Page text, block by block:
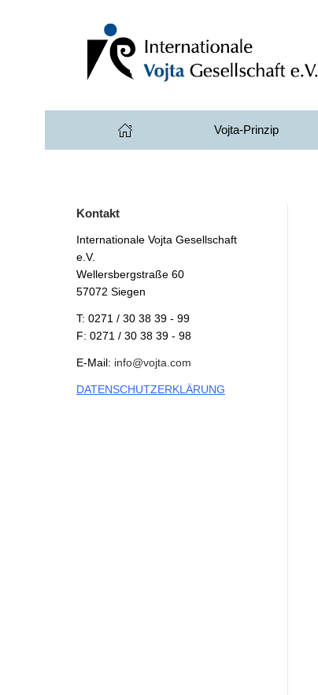
Zum Hauptinhalt springen
Vojta-Prinzip
Kontakt
Internationale Vojta Gesellschaft
e.V.
Wellersbergstraße 60
57072 Siegen
T: 0271 / 30 38 39 - 99
F: 0271 / 30 38 39 - 98
E-Mail: info@vojta.com
DATENSCHUTZERKLÄRUNG